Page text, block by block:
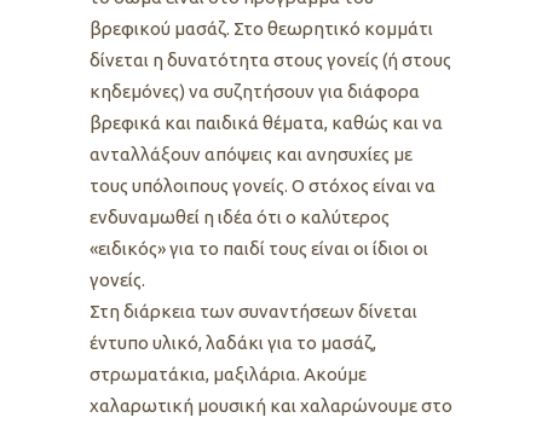
βρεφικού μασάζ. Στο θεωρητικό κομμάτι
δίνεται η δυνατότητα στους γονείς (ή στους
κηδεμόνες) να συζητήσουν για διάφορα
βρεφικά και παιδικά θέματα, καθώς και να
ανταλλάξουν απόψεις και ανησυχίες με
τους υπόλοιπους γονείς. Ο στόχος είναι να
ενδυναμωθεί η ιδέα ότι ο καλύτερος
«ειδικός» για το παιδί τους είναι οι ίδιοι οι
γονείς.
Στη διάρκεια των συναντήσεων δίνεται
έντυπο υλικό, λαδάκι για το μασάζ,
στρωματάκια, μαξιλάρια. Ακούμε
χαλαρωτική μουσική και χαλαρώνουμε στο